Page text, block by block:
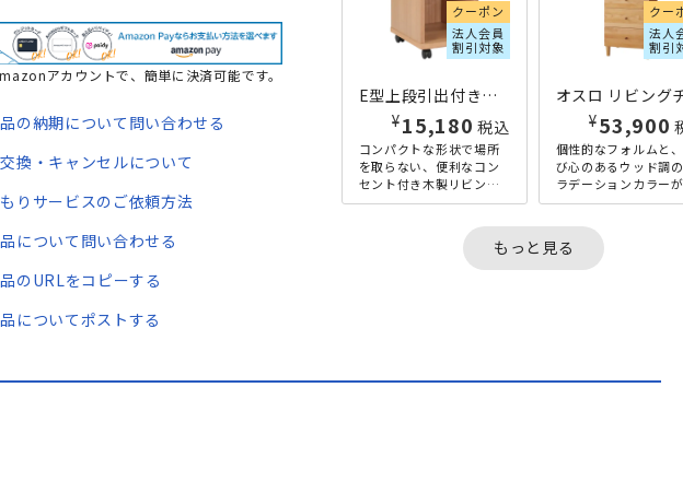
アカウントで、簡単に決済可能です。
の納期について問い合わせる
換・キャンセルについて
りサービスのご依頼方法
について問い合わせる
のURLをコピーする
についてポストする
クーポン
法人会員
割引対象
E型上段引出付きリビングワゴン W300×D400×H495 ナチュラル
¥15,180 税込
コンパクトな形状で場所
を取らない、便利なコン
セント付き木製リビング
ワゴンの横幅300mmタイ
し、下段はオープン収納
クー
法人
割引
¥53,900
個性的なフォルムと
び心のあるウッド調
ラデーションカラー
徴的な、オスロシリ
のハイタイプとなっ
ります。...
もっと見る